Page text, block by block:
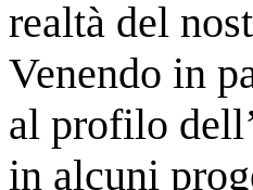
realtà del
Venendo in
al profilo
in alcuni